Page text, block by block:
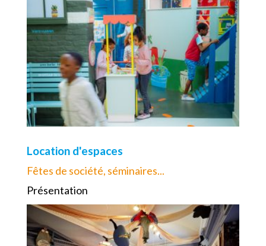
Location d'espaces
Fêtes de société, séminaires...
Présentation